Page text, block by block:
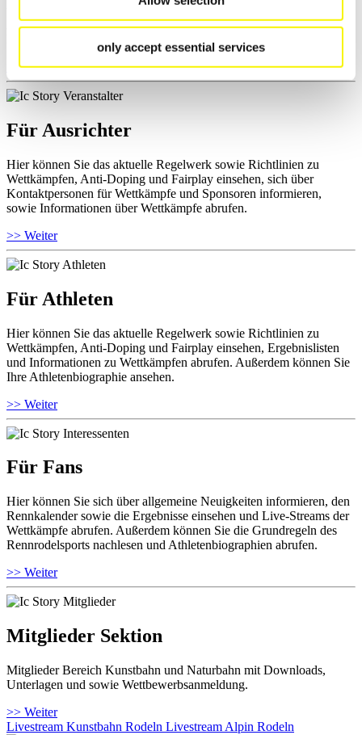
only accept essential services
Ausschreibungen für Wettkämpfe herunterladen, sowie auf die
Mitgliedersektion zugreifen.
>> Weiter
Für Ausrichter
Hier können Sie das aktuelle Regelwerk sowie Richtlinien zu
Wettkämpfen, Anti-Doping und Fairplay einsehen, sich über
Kontaktpersonen für Wettkämpfe und Sponsoren informieren,
sowie Informationen über Wettkämpfe abrufen.
>> Weiter
Für Athleten
Hier können Sie das aktuelle Regelwerk sowie Richtlinien zu
Wettkämpfen, Anti-Doping und Fairplay einsehen, Ergebnislisten
und Informationen zu Wettkämpfen abrufen. Außerdem können Sie
Ihre Athletenbiographie ansehen.
>> Weiter
Für Fans
Hier können Sie sich über allgemeine Neuigkeiten informieren, den
Rennkalender sowie die Ergebnisse einsehen und Live-Streams der
Wettkämpfe abrufen. Außerdem können Sie die Grundregeln des
Rennrodelsports nachlesen und Athletenbiographien abrufen.
>> Weiter
Mitglieder Sektion
Mitglieder Bereich Kunstbahn und Naturbahn mit Downloads,
Unterlagen und sowie Wettbewerbsanmeldung.
>> Weiter
Livestream Kunstbahn Rodeln Livestream Alpin Rodeln